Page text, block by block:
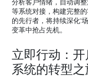
分析客户情绪，自动调
等系统对接，构建完整
的先行者，将持续深化‘
变革中抢占先机。
立即行动：
系统的转型之